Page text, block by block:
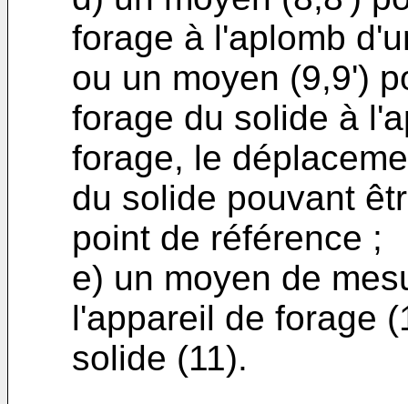
forage à l'aplomb
ou un moyen (9,9')
forage du solide à
forage, le
du solide pouvant
point de référence ;
e) un moyen de
l'appareil de forage
solide (11).